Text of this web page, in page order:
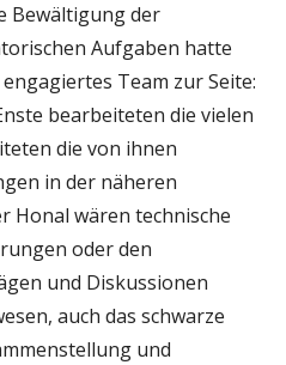
Bewältigung der
Aufgaben hatte
Team zur Seite:
bearbeiteten die vielen
die von ihnen
in der näheren
Honal wären technische
oder den
und Diskussionen
auch das schwarze
und